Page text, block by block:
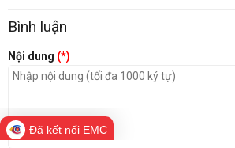
Bình luận
Nội dung (*)
Đã kết nối EMC